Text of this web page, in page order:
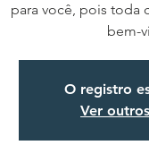
para você, pois toda
O registro
Ver